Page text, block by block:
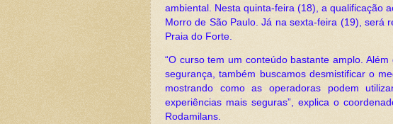
ambiental. Nesta quinta-feira (18), a qualificação
Morro de São Paulo. Já na sexta-feira (19), será
Praia do Forte.
“O curso tem um conteúdo bastante amplo.
segurança, também buscamos desmistificar o
mostrando como as operadoras podem
experiências mais seguras”, explica o
Rodamilans.